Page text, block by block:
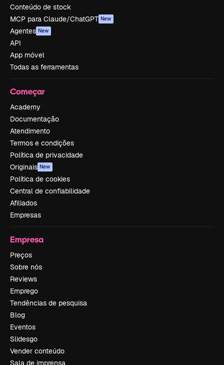
Conteúdo de stock
MCP para Claude/ChatGPT New
Agentes New
API
App móvel
Todas as ferramentas
Começar
Academy
Documentação
Atendimento
Termos e condições
Política de privacidade
Originais New
Política de cookies
Central de confiabilidade
Afiliados
Empresas
Empresa
Preços
Sobre nós
Reviews
Emprego
Tendências de pesquisa
Blog
Eventos
Slidesgo
Vender conteúdo
Sala de imprensa